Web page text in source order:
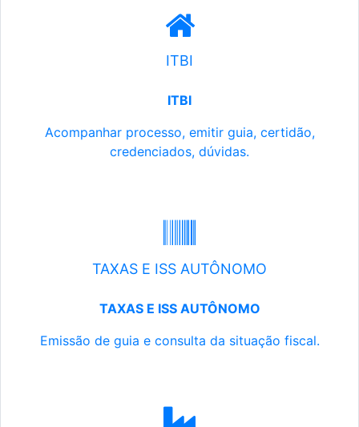
ITBI
ITBI
Acompanhar processo, emitir guia, certidão,
credenciados, dúvidas.
TAXAS E ISS AUTÔNOMO
TAXAS E ISS AUTÔNOMO
Emissão de guia e consulta da situação fiscal.